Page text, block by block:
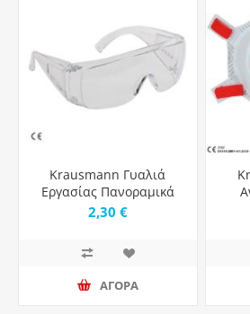
Krausmann Γυαλιά
Εργασίας Πανοραμικά
για Προστασία με
2,30 €
ΑΓΟΡΑ